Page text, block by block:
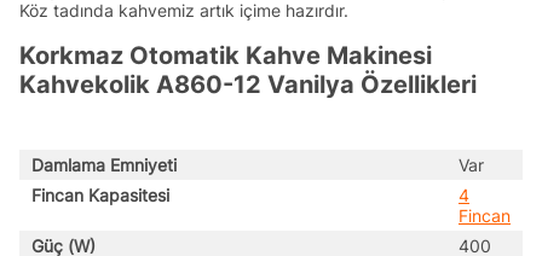
Köz tadında kahvemiz artık içime hazırdır.
Korkmaz Otomatik Kahve Makinesi
Kahvekolik A860-12 Vanilya Özellikleri
Damlama Emniyeti
Var
Fincan Kapasitesi
4
Fincan
Güç (W)
400